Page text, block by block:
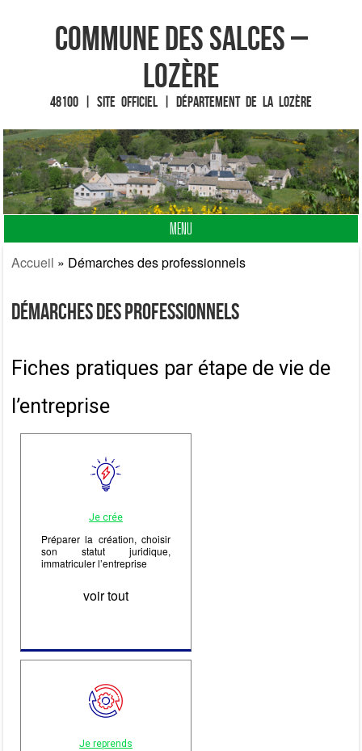
Commune des Salces –
Lozère
48100 | Site officiel | Département de la Lozère
MENU
Fin du contenu
Accueil » Démarches des professionnels
Démarches des professionnels
Fiches pratiques par étape de vie de
l’entreprise
Je crée
Préparer la création, choisir
son statut juridique,
immatriculer l’entreprise
voir tout
Je reprends